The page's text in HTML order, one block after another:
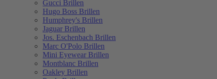
Gucci Brillen
Hugo Boss Brillen
Humphrey's Brillen
Jaguar Brillen
Jos. Eschenbach Brillen
Marc O'Polo Brillen
Mini Eyewear Brillen
Montblanc Brillen
Oakley Brillen